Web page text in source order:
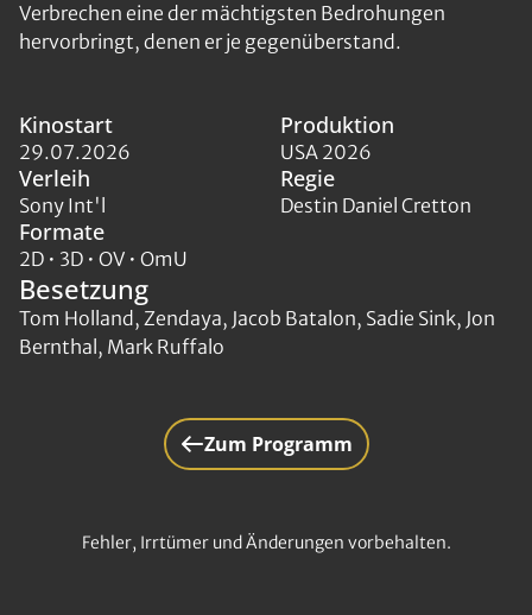
Verbrechen eine der mächtigsten Bedrohungen
hervorbringt, denen er je gegenüberstand.
Kinostart
29.07.2026
Produktion
USA 2026
Verleih
Sony Int'l
Regie
Destin Daniel Cretton
Formate
2D • 3D • OV • OmU
Besetzung
Tom Holland, Zendaya, Jacob Batalon, Sadie Sink, Jon
Bernthal, Mark Ruffalo
Zum Programm
Fehler, Irrtümer und Änderungen vorbehalten.